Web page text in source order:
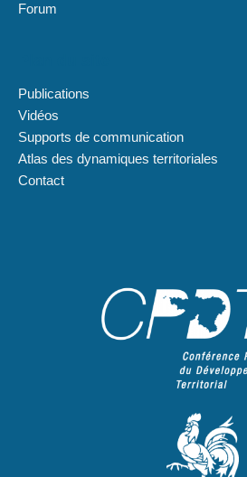
Forum
Publications
Vidéos
Supports de communication
Atlas des dynamiques territoriales
Contact